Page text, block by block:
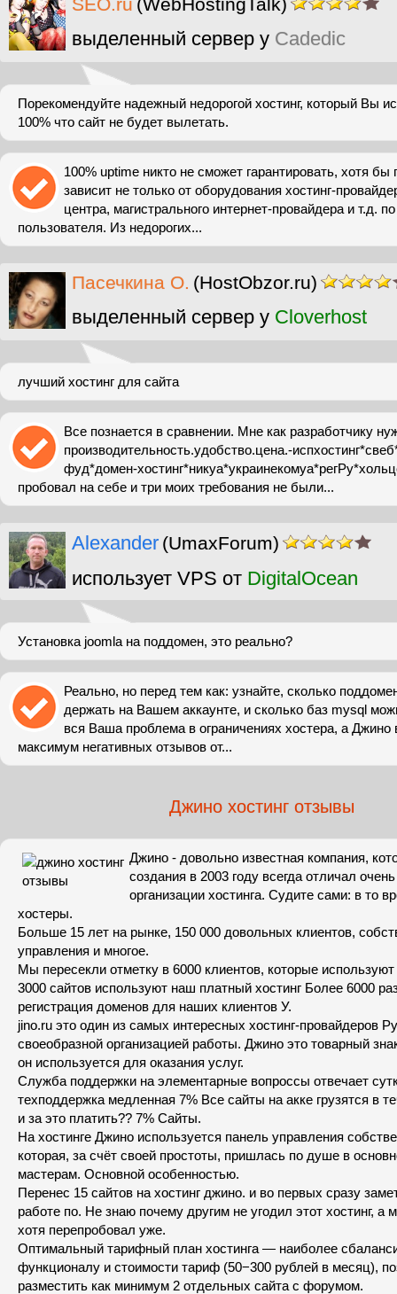
выделенный сервер у Cadedic
Порекомендуйте надежный недорогой хостинг, который Вы
100% что сайт не будет вылетать.
100% uptime никто не сможет гарантировать, хотя бы
зависит не только от оборудования хостинг-
центра, магистрального интернет-провайдера и т.д.
пользователя. Из недорогих...
Пасечкина О. (HostObzor.ru)
выделенный сервер у Cloverhost
лучший хостинг для сайта
Все познается в сравнении. Мне как разработчику
производительность.удобство.цена.-
фуд*домен-
пробовал на себе и три моих требования не были...
Alexander (UmaxForum)
использует VPS от DigitalOcean
Установка joomla на поддомен, это реально?
Реально, но перед тем как: узнайте, сколько
держать на Вашем аккаунте, и сколько баз mysql
вся Ваша проблема в ограничениях хостера, а Джино
максимум негативных отзывов от...
Джино хостинг отзывы
Джино - довольно известная компания,
создания в 2003 году всегда отличал
организации хостинга. Судите сами: в то
хостеры.
Больше 15 лет на рынке, 150 000 довольных клиентов,
управления и многое.
Мы пересекли отметку в 6000 клиентов, которые
3000 сайтов используют наш платный хостинг Более 6000
регистрация доменов для наших клиентов У.
jino.ru это один из самых интересных хостинг-провайдеров
своеобразной организацией работы. Джино это товарный
он используется для оказания услуг.
Служба поддержки на элементарные вопроссы отвечает
техподдержка медленная 7% Все сайты на акке грузятся в
и за это платить?? 7% Сайты.
На хостинге Джино используется панель управления
которая, за счёт своей простоты, пришлась по душе в
мастерам. Основной особенностью.
Перенес 15 сайтов на хостинг джино. и во первых сразу
работе по. Не знаю почему другим не угодил этот хостинг, а
хотя перепробовал уже.
Оптимальный тарифный план хостинга — наиболее
функционалу и стоимости тариф (50−300 рублей в месяц),
разместить как минимум 2 отдельных сайта с форумом.